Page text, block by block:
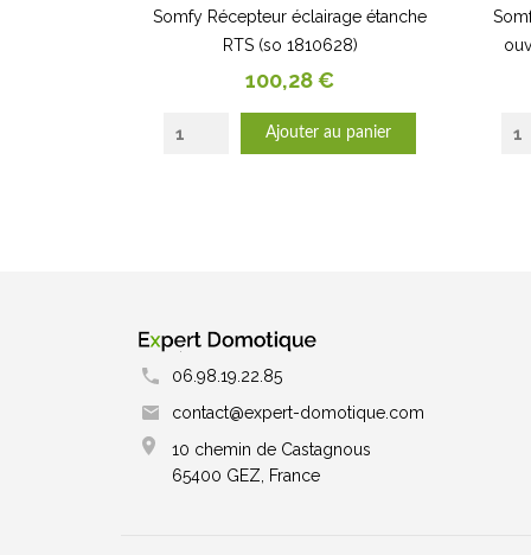
Somfy Récepteur éclairage étanche
RTS (so 1810628)
Prix
100,28 €
Ajouter au panier
06.98.19.22.85
contact@expert-domotique.com
10 chemin de Castagnous
65400 GEZ, France